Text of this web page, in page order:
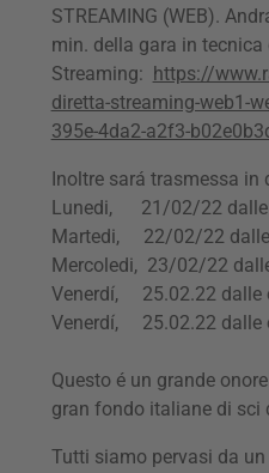
STREAMING (WEB).
min. della gara in
Streaming: https://
diretta-streaming-web1-
395e-4da2-a2f3-
Inoltre sará trasmessa in
Lunedi, 21/02/22 dalle
Martedi, 22/02/22 dalle
Mercoledi, 23/02/22
Venerdí, 25.02.22 dalle
Venerdí, 25.02.22 dalle
Questo é un grande
gran fondo italiane di sci
Tutti siamo pervasi da